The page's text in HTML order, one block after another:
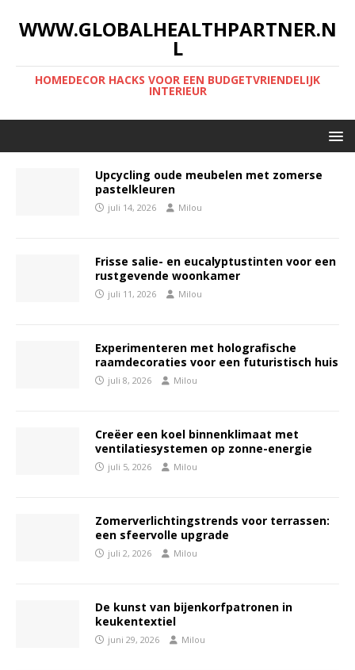
WWW.GLOBALHEALTHPARTNER.N
L
HOMEDECOR HACKS VOOR EEN BUDGETVRIENDELIJK
INTERIEUR
Upcycling oude meubelen met zomerse
pastelkleuren
juli 14, 2026 Milou
Frisse salie- en eucalyptustinten voor een
rustgevende woonkamer
juli 11, 2026 Milou
Experimenteren met holografische
raamdecoraties voor een futuristisch huis
juli 8, 2026 Milou
Creëer een koel binnenklimaat met
ventilatiesystemen op zonne-energie
juli 5, 2026 Milou
Zomerverlichtingstrends voor terrassen:
een sfeervolle upgrade
juli 2, 2026 Milou
De kunst van bijenkorfpatronen in
keukentextiel
juni 29, 2026 Milou